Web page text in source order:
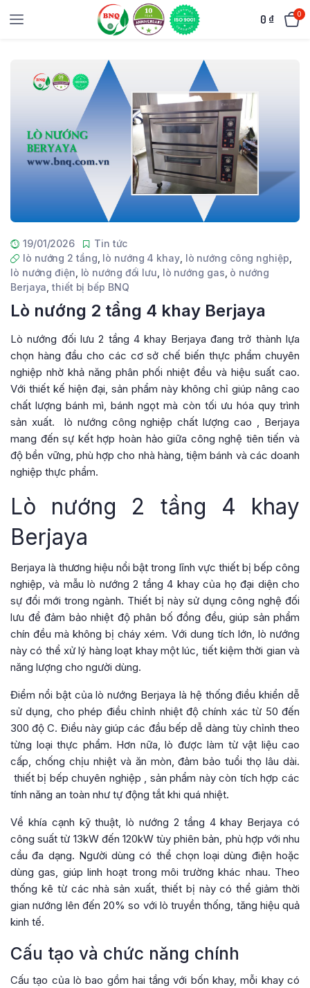
0 ₫ 0
19/01/2026
Tin tức
lò nướng 2 tầng lò nướng 4 khay, lò nướng công nghiệp
lò nướng điện lò nướng đối lưu lò nướng gas ò nướng
Berjaya ,thiết bị bếp BNQ
Lò nướng 2 tầng 4 khay Berjaya
Lò nướng đối lưu 2 tầng 4 khay Berjaya đang trở thành lựa
chọn hàng đầu cho các cơ sở chế biến thực phẩm chuyên
nghiệp nhờ khả năng phân phối nhiệt đều và hiệu suất cao.
Với thiết kế hiện đại, sản phẩm này không chỉ giúp nâng cao
chất lượng bánh mì, bánh ngọt mà còn tối ưu hóa quy trình
sản xuất.
lò nướng công nghiệp chất lượng cao , Berjaya
mang đến sự kết hợp hoàn hảo giữa công nghệ tiên tiến và
độ bền vững, phù hợp cho nhà hàng, tiệm bánh và các doanh
nghiệp thực phẩm.
Lò nướng 2 tầng 4 khay
Berjaya
Berjaya là thương hiệu nổi bật trong lĩnh vực thiết bị bếp công
nghiệp, và mẫu lò nướng 2 tầng 4 khay của họ đại diện cho
sự đổi mới trong ngành. Thiết bị này sử dụng công nghệ đối
lưu để đảm bảo nhiệt độ phân bố đồng đều, giúp sản phẩm
chín đều mà không bị cháy xém. Với dung tích lớn, lò nướng
này có thể xử lý hàng loạt khay một lúc, tiết kiệm thời gian và
năng lượng cho người dùng.
Điểm nổi bật của lò nướng Berjaya là hệ thống điều khiển dễ
sử dụng, cho phép điều chỉnh nhiệt độ chính xác từ 50 đến
300 độ C. Điều này giúp các đầu bếp dễ dàng tùy chỉnh theo
từng loại thực phẩm. Hơn nữa, lò được làm từ vật liệu cao
cấp, chống chịu nhiệt và ăn mòn, đảm bảo tuổi thọ lâu dài.
thiết bị bếp chuyên nghiệp , sản phẩm này còn tích hợp các
tính năng an toàn như tự động tắt khi quá nhiệt.
Về khía cạnh kỹ thuật, lò nướng 2 tầng 4 khay Berjaya có
công suất từ 13kW đến 120kW tùy phiên bản, phù hợp với nhu
cầu đa dạng. Người dùng có thể chọn loại dùng điện hoặc
dùng gas, giúp linh hoạt trong môi trường khác nhau. Theo
thống kê từ các nhà sản xuất, thiết bị này có thể giảm thời
gian nướng lên đến 20% so với lò truyền thống, tăng hiệu quả
kinh tế.
Cấu tạo và chức năng chính
Cấu tạo của lò bao gồm hai tầng với bốn khay, mỗi khay có